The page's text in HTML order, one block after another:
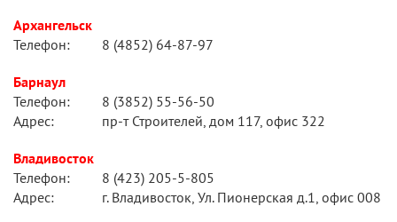
Архангельск
Телефон:
8 (4852) 64-87-97
Барнаул
Телефон:
8 (3852) 55-56-50
Адрес:
пр-т Строителей, дом 117, офис 322
Владивосток
Телефон:
8 (423) 205-5-805
Адрес:
г. Владивосток, Ул. Пионерская д.1, офис 008